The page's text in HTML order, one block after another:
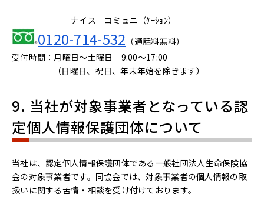
ナイス コミュニ（ｹｰｼｮﾝ）
0120-714-532 （通話料無料）
受付時間：月曜日～土曜日 9:00～17:00
（日曜日、祝日、年末年始を除きます）
9. 当社が対象事業者となっている認
定個人情報保護団体について
当社は、認定個人情報保護団体である一般社団法人生命保険協
会の対象事業者です。同協会では、対象事業者の個人情報の取
扱いに関する苦情・相談を受け付けております。